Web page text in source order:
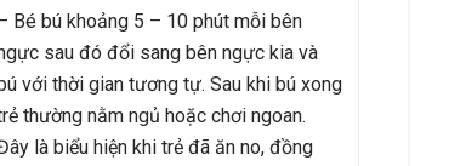
Bé bú khoảng 5 – 10 phút mỗi bên
sau đó đổi sang bên ngực kia và
bú với thời gian tương tự. Sau khi bú xong
thường nằm ngủ hoặc chơi ngoan.
là biểu hiện khi trẻ đã ăn no, đồng